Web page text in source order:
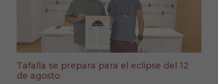
Tafalla se prepara para el eclipse del 12
de agosto